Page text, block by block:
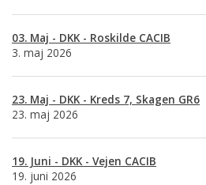
03. Maj - DKK - Roskilde CACIB
3. maj 2026
23. Maj - DKK - Kreds 7, Skagen GR6
23. maj 2026
19. Juni - DKK - Vejen CACIB
19. juni 2026